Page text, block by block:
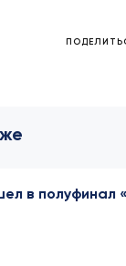
в полуфинал